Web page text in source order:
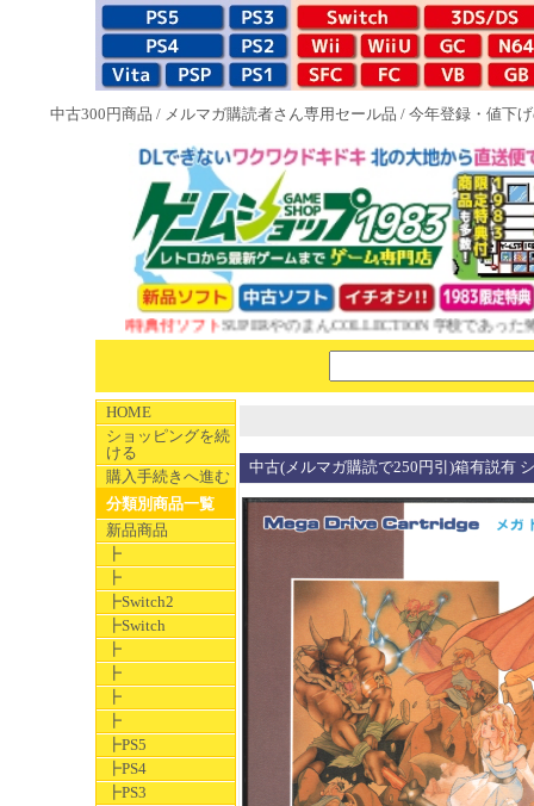
中古300円商品 / メルマガ購読者さん専用セール品 / 今年登録・値下
NEW 1983特典付ソフトSUPERやのまんCOLLECTION 学校であった怖い
HOME
ショッピングを続
ける
購入手続きへ進む
分類別商品一覧
新品商品
┣
┣
┣Switch2
┣Switch
┣
┣
┣
┣
┣PS5
┣PS4
┣PS3
中古(メルマガ購読で250円引)箱有説有